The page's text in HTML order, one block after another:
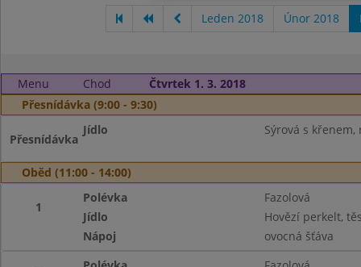
Leden 2018 Únor 2018
Menu Chod
Čtvrtek 1. 3. 2018
Přesnídávka (9:00 - 9:30)
Přesnídávka
Jídlo Sýrová s
Oběd (11:00 - 14:00)
1
Polévka
Fazolová
Jídlo
Hovězí perkelt,
Nápoj
ovocná šťáva